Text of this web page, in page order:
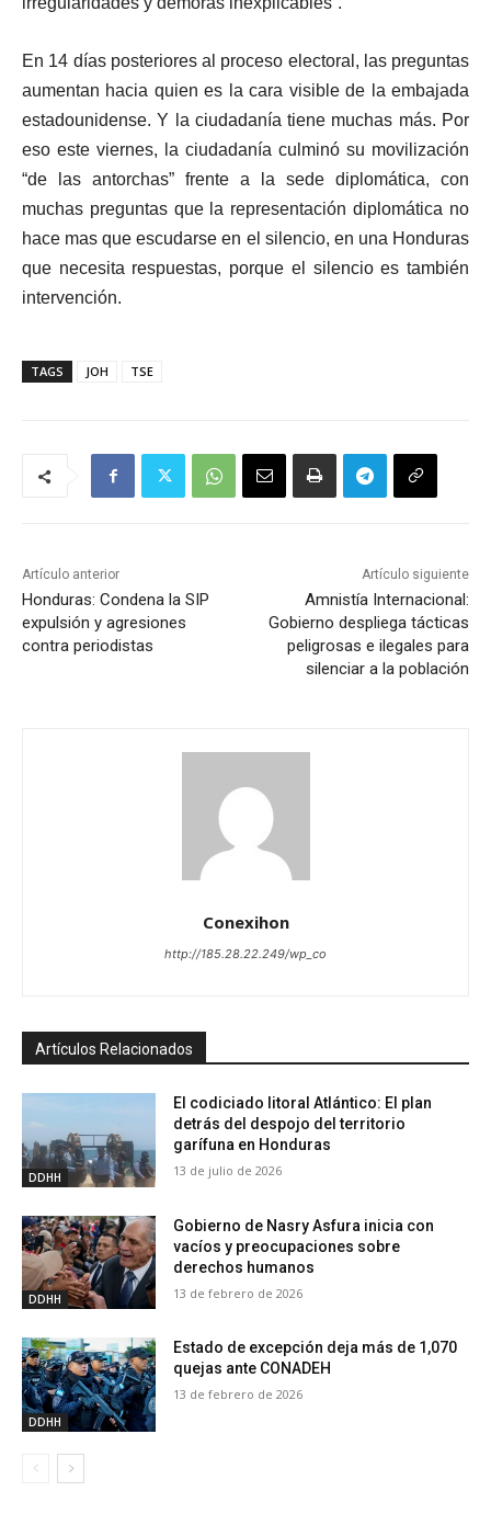
En 14 días posteriores al proceso electoral, las preguntas
aumentan hacia quien es la cara visible de la embajada
estadounidense. Y la ciudadanía tiene muchas más. Por
eso este viernes, la ciudadanía culminó su movilización
“de las antorchas” frente a la sede diplomática, con
muchas preguntas que la representación diplomática no
hace mas que escudarse en el silencio, en una Honduras
que necesita respuestas, porque el silencio es también
intervención.
TAGS JOH TSE
Artículo anterior
Honduras: Condena la SIP
expulsión y agresiones
contra periodistas
Artículo siguiente
Amnistía Internacional:
Gobierno despliega tácticas
peligrosas e ilegales para
silenciar a la población
Conexihon
http://185.28.22.249/wp_co
Artículos Relacionados
DDHH
El codiciado litoral Atlántico: El plan
detrás del despojo del territorio
garífuna en Honduras
13 de julio de 2026
DDHH
Gobierno de Nasry Asfura inicia con
vacíos y preocupaciones sobre
derechos humanos
13 de febrero de 2026
DDHH
Estado de excepción deja más de 1,070
quejas ante CONADEH
13 de febrero de 2026